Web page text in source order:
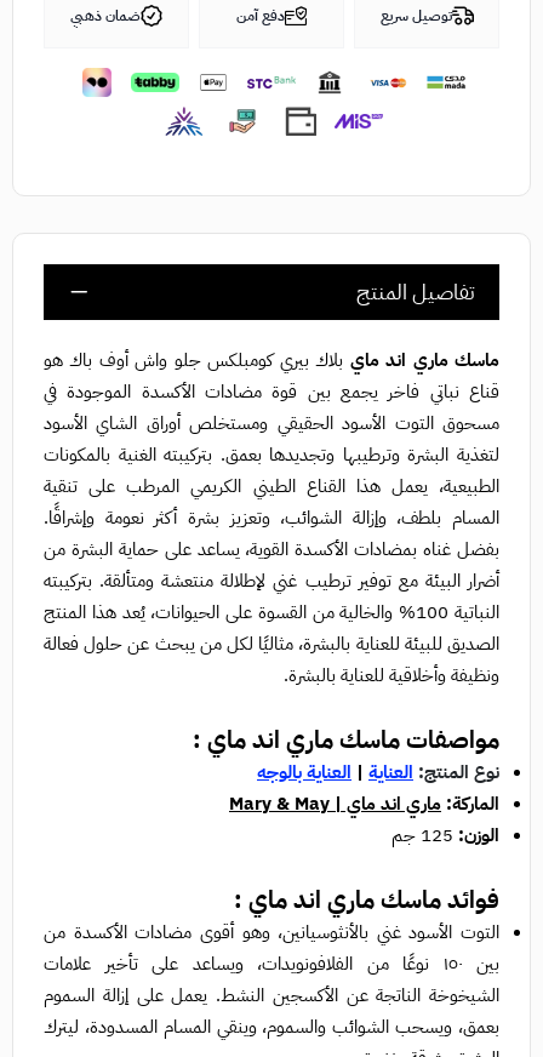
توصيل سريع دفع آمن ضمان ذهبي
تفاصيل المنتج
ماسك ماري اند ماي بلاك بيري كومبلكس جلو واش أوف باك هو
قناع نباتي فاخر يجمع بين قوة مضادات الأكسدة الموجودة في
مسحوق التوت الأسود الحقيقي ومستخلص أوراق الشاي الأسود
لتغذية البشرة وترطيبها وتجديدها بعمق. بتركيبته الغنية بالمكونات
الطبيعية، يعمل هذا القناع الطيني الكريمي المرطب على تنقية
المسام بلطف، وإزالة الشوائب، وتعزيز بشرة أكثر نعومة وإشراقًا.
بفضل غناه بمضادات الأكسدة القوية، يساعد على حماية البشرة من
أضرار البيئة مع توفير ترطيب غني لإطلالة منتعشة ومتألقة. بتركيبته
النباتية 100% والخالية من القسوة على الحيوانات، يُعد هذا المنتج
الصديق للبيئة للعناية بالبشرة، مثاليًا لكل من يبحث عن حلول فعالة
ونظيفة وأخلاقية للعناية بالبشرة.
مواصفات ماسك ماري اند ماي :
نوع المنتج: العناية | العناية بالوجه
الماركة: ماري اند ماي | Mary & May
الوزن: 125 جم
فوائد ماسك ماري اند ماي :
التوت الأسود غني بالأنثوسيانين، وهو أقوى مضادات الأكسدة من
بين ١٥٠ نوعًا من الفلافونويدات، ويساعد على تأخير علامات
الشيخوخة الناتجة عن الأكسجين النشط. يعمل على إزالة السموم
بعمق، ويسحب الشوائب والسموم، وينقي المسام المسدودة، ليترك